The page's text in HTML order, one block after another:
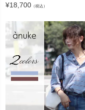
¥18,700 （税込）